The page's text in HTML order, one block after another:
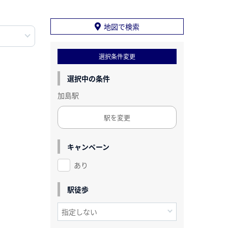
地図で検索
選択条件変更
選択中の条件
加島駅
駅を変更
キャンペーン
あり
駅徒歩